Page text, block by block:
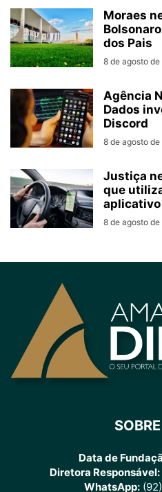
Moraes
dos Pais
8 de agosto
Agência
Dados
Discord
8 de agosto
Justiça
que
8 de agosto
Data de
Diretora Responsável:
WhatsApp: